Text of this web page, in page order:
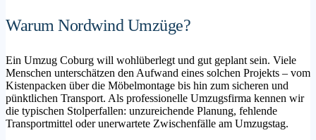
Warum Nordwind Umzüge?
Ein Umzug Coburg will wohlüberlegt und gut geplant sein. Viele
Menschen unterschätzen den Aufwand eines solchen Projekts – vom
Kistenpacken über die Möbelmontage bis hin zum sicheren und
pünktlichen Transport. Als professionelle Umzugsfirma kennen wir
die typischen Stolperfallen: unzureichende Planung, fehlende
Transportmittel oder unerwartete Zwischenfälle am Umzugstag.